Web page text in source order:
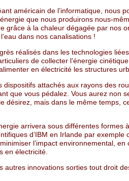
américain de l’informatique, nous
que nous produirons nous-
grâce à la chaleur dégagée par nos
dans nos canalisations !
réalisés dans les technologies
de collecter l’énergie
en électricité les structures
dispositifs attachés aux rayons des
que vous pédalez. Vous aurez non
désirez, mais dans le même temps,
arrivera sous différentes
d’IBM en Irlande par exemple
l’impact environnemental, en
en électricité.
autres innovations sorties tout droit